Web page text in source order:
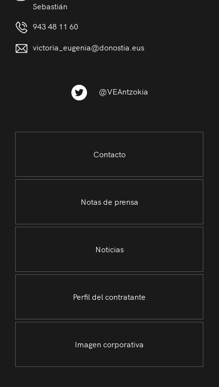
Sebastián
943 48 11 60
victoria_eugenia@donostia.eus
@VEAntzokia
Contacto
Notas de prensa
Noticias
Perfil del contratante
Imagen corporativa